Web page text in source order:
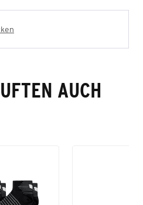
AUCH